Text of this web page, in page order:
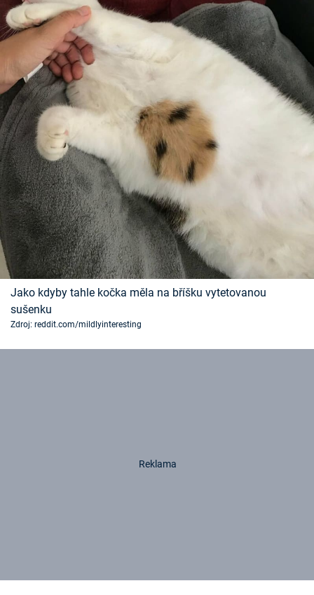
Jako kdyby tahle kočka měla na bříšku vytetovanou
sušenku
Zdroj: reddit.com/mildlyinteresting